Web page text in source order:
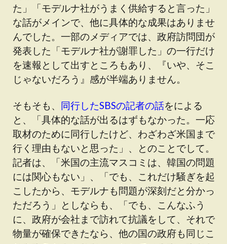
た」「モデルナ社がうまく供給すると言った」
な話がメインで、他に具体的な成果はありませ
んでした。一部のメディアでは、政府訪問団が
発表した「モデルナ社が謝罪した」の一行だけ
を速報として出すところもあり、『いや、そこ
じゃないだろう』感が半端ありません。
そもそも、 同行したSBSの記者の話をによる
と、「具体的な話が出るはずもなかった。一応
取材のために同行したけど、わざわざ米国まで
行く理由もないと思った」、とのことでして。
記者は、「米国の主流マスコミは、韓国の問題
には関心もない」、「でも、 これだけ騒ぎを起
こしたから、モデルナも問題が深刻だと分かっ
ただろう 」としならも、「でも、こんなふう
に、政府が会社まで訪れて抗議をして、それで
物量が確保できたなら、他の国の政府も同じこ